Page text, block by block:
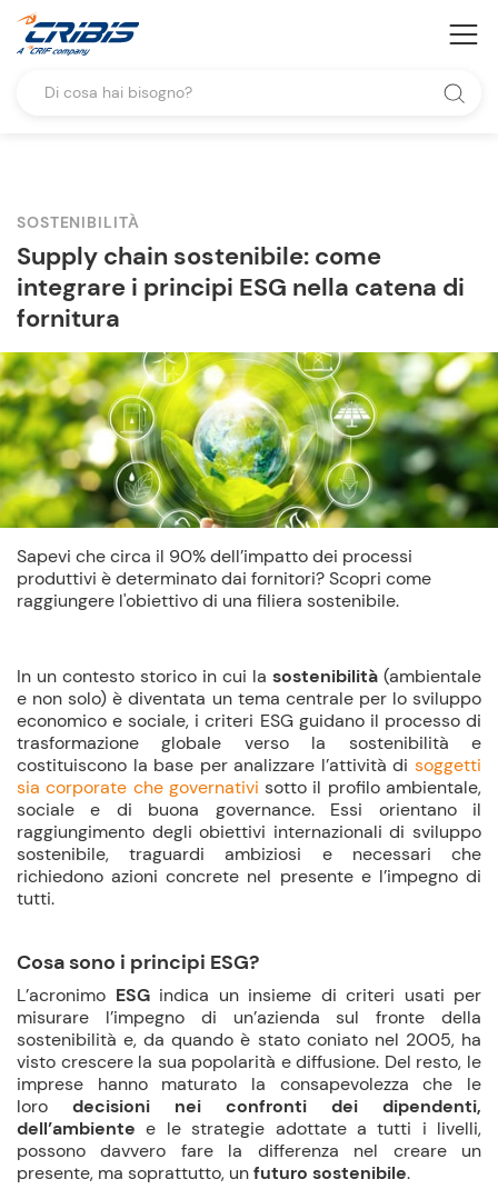
SOSTENIBILITÀ
Supply chain sostenibile: come
integrare i principi ESG nella catena di
fornitura
Sapevi che circa il 90% dell’impatto dei processi
produttivi è determinato dai fornitori? Scopri come
raggiungere l'obiettivo di una filiera sostenibile.
In un contesto storico in cui la sostenibilità (ambientale
e non solo) è diventata un tema centrale per lo sviluppo
economico e sociale, i criteri ESG guidano il processo di
trasformazione globale verso la sostenibilità e
costituiscono la base per analizzare l’attività di soggetti
sia corporate che governativisotto il profilo ambientale,
sociale e di buona governance. Essi orientano il
raggiungimento degli obiettivi internazionali di sviluppo
sostenibile, traguardi ambiziosi e necessari che
richiedono azioni concrete nel presente e l’impegno di
tutti.
Cosa sono i principi ESG?
L’acronimo ESG indica un insieme di criteri usati per
misurare l’impegno di un’azienda sul fronte della
sostenibilità e, da quando è stato coniato nel 2005, ha
visto crescere la sua popolarità e diffusione. Del resto, le
imprese hanno maturato la consapevolezza che le
loro decisioni nei confronti dei dipendenti,
dell’ambientee le strategie adottate a tutti i livelli,
possono davvero fare la differenza nel creare un
presente, ma soprattutto, unfuturo sostenibile.